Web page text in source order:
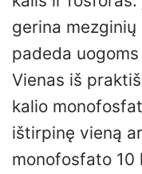
gerina
padeda
Vienas iš
kalio
ištirpinę vieną
monofosfato